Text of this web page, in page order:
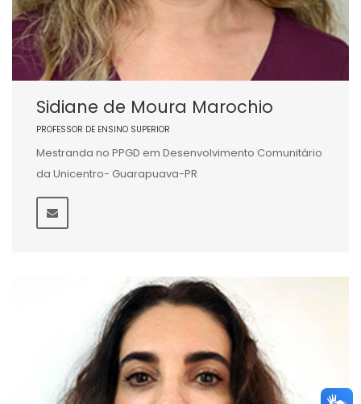
Sidiane de Moura Marochio
PROFESSOR DE ENSINO SUPERIOR
Mestranda no PPGD em Desenvolvimento Comunitário
da Unicentro- Guarapuava-PR